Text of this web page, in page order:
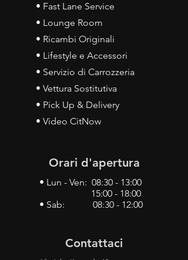
• Fast Lane Service
• Lounge Room
• Ricambi Originali
• Lifestyle e Accessori
• Servizio di Carrozzeria
• Vettura Sostitutiva
• Pick Up & Delivery
• Video CitNow
Orari d'apertura
• Lun - Ven: 08:30 - 13:00
15:00 - 18:00
• Sab: 08:30 - 12:00
Contattaci